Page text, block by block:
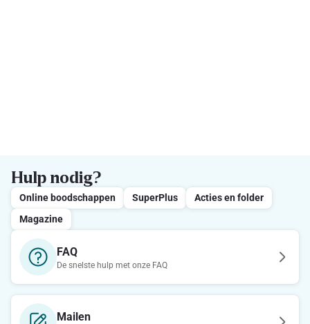
Hulp nodig?
Online boodschappen SuperPlus
Acties en folder
Magazine
FAQ
De snelste hulp met onze FAQ
Mailen